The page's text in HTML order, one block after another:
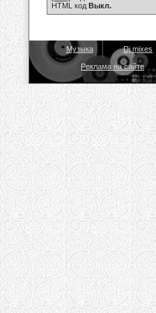
HTML код Выкл.
Музыка Dj mixes
Реклама на сайте